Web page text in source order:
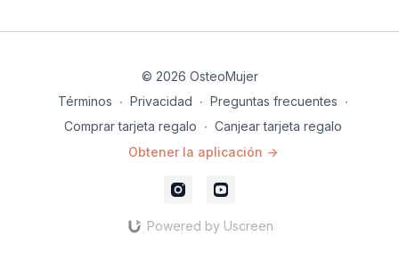
© 2026 OsteoMujer
Términos ∙ Privacidad ∙ Preguntas frecuentes ∙
Comprar tarjeta regalo ∙ Canjear tarjeta regalo
Obtener la aplicación ->
Powered by Uscreen